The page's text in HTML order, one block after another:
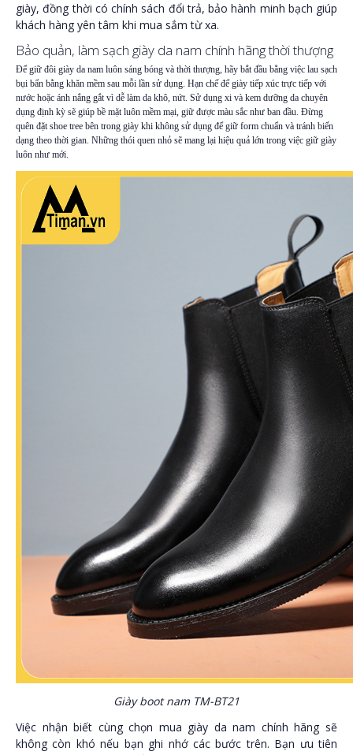
giày, đồng thời có chính sách đổi trả, bảo hành minh bạch giúp
khách hàng yên tâm khi mua sắm từ xa.
Bảo quản, làm sạch giày da nam chính hãng thời thượng
Để giữ đôi giày da nam luôn sáng bóng và thời thượng, hãy bắt đầu bằng việc lau sạch
bụi bẩn bằng khăn mềm sau mỗi lần sử dụng. Hạn chế để giày tiếp xúc trực tiếp với
nước hoặc ánh nắng gắt vì dễ làm da khô, nứt. Sử dụng xi và kem dưỡng da chuyên
dụng định kỳ sẽ giúp bề mặt luôn mềm mại, giữ được màu sắc như ban đầu. Đừng
quên đặt shoe tree bên trong giày khi không sử dụng để giữ form chuẩn và tránh biến
dạng theo thời gian. Những thói quen nhỏ sẽ mang lại hiệu quả lớn trong việc giữ giày
luôn như mới.
Giày boot nam TM-BT21
Việc nhận biết cùng chọn mua giày da nam chính hãng sẽ
không còn khó nếu bạn ghi nhớ các bước trên. Bạn ưu tiên